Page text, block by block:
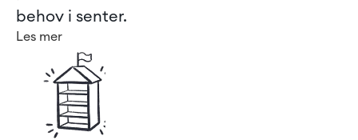
behov i senter.
Les mer